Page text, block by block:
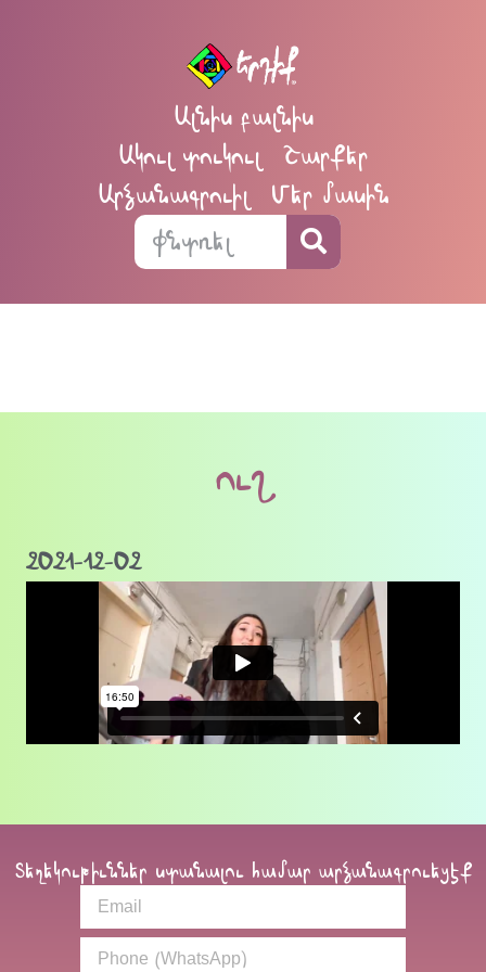
Ալնիս բալնիս
Ակուլ տուկուլ
Շարքեր
Արձանագրուիլ
Մեր մասին
ուշ
2021-12-02
Տեղեկութիւններ ստանալու համար արձանագրուեցէք